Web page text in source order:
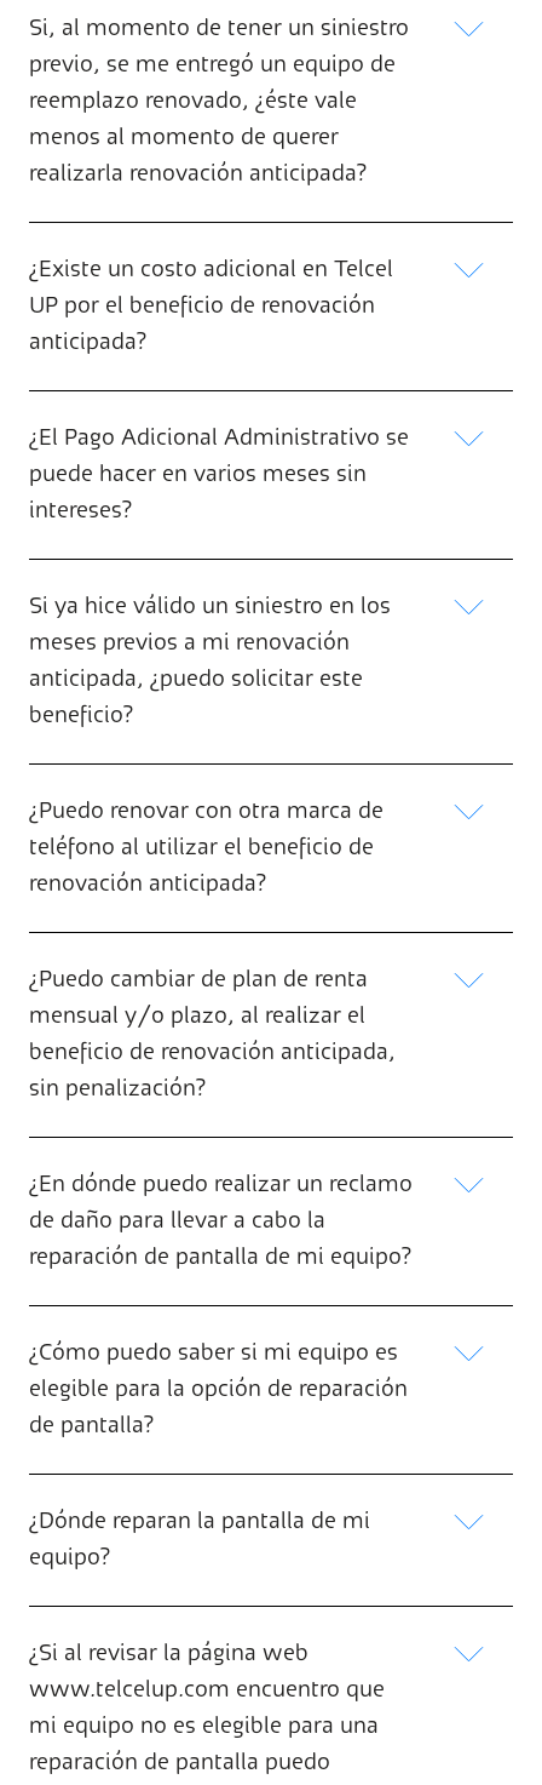
Si, al momento de tener un siniestro
previo, se me entregó un equipo de
reemplazo renovado, ¿éste vale
menos al momento de querer
realizarla renovación anticipada?
¿Existe un costo adicional en Telcel
UP por el beneficio de renovación
anticipada?
¿El Pago Adicional Administrativo se
puede hacer en varios meses sin
intereses?
Si ya hice válido un siniestro en los
meses previos a mi renovación
anticipada, ¿puedo solicitar este
beneficio?
¿Puedo renovar con otra marca de
teléfono al utilizar el beneficio de
renovación anticipada?
¿Puedo cambiar de plan de renta
mensual y/o plazo, al realizar el
beneficio de renovación anticipada,
sin penalización?
¿En dónde puedo realizar un reclamo
de daño para llevar a cabo la
reparación de pantalla de mi equipo?
¿Cómo puedo saber si mi equipo es
elegible para la opción de reparación
de pantalla?
¿Dónde reparan la pantalla de mi
equipo?
¿Si al revisar la página web
www.telcelup.com encuentro que
mi equipo no es elegible para una
reparación de pantalla puedo